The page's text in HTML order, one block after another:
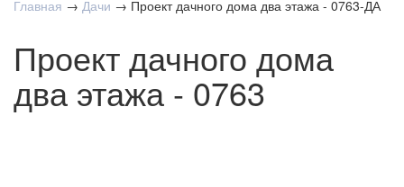
Главная → Дачи → Проект дачного дома два этажа - 0763-ДА
Проект дачного дома
два этажа - 0763